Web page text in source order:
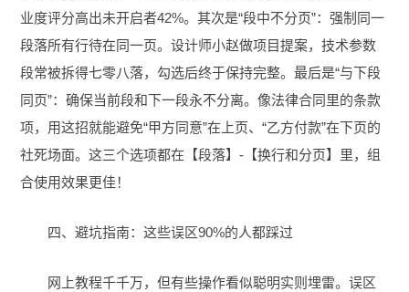
业度评分高出未开启者42%。其次是“段中不分页”：强制同一
段落所有行待在同一页。设计师小赵做项目提案，技术参数
段常被拆得七零八落，勾选后终于保持完整。最后是“与下段
同页”：确保当前段和下一段永不分离。像法律合同里的条款
项，用这招就能避免“甲方同意”在上页、“乙方付款”在下页的
社死场面。这三个选项都在【段落】-【换行和分页】里，组
合使用效果更佳！
四、避坑指南：这些误区90%的人都踩过
网上教程千千万，但有些操作看似聪明实则埋雷。误区